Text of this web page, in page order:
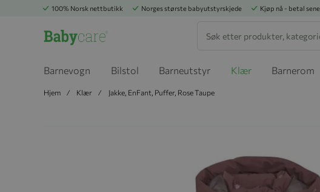
100% Norsk nettbutikk Norges største babyutstyrskjede Kjøp nå - betal
Barnevogn Bilstol Barneutstyr Klær Barnerom
Hjem Klær Jakke, EnFant, Puffer, Rose Taupe